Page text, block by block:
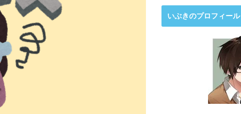
いぶきのプロフィール